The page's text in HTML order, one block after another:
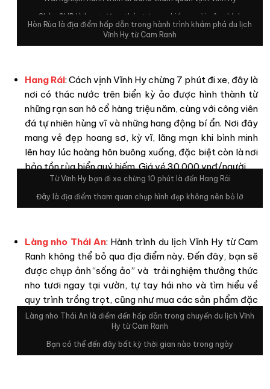
Chèo SUP là hoạt động thú vị được nhiều người yêu thích
Hòn Rùa là địa điểm hấp dẫn trong hành trình khám phá du lịch
Vĩnh Hy từ Cam Ranh
Hang Rái: Cách vịnh Vĩnh Hy chừng 7 phút đi xe, đây là
nơi có thác nước trên biển kỳ ảo được hình thành từ
những rạn san hô cổ hàng triệu năm, cùng với công viên
đá tự nhiên hùng vĩ và những hang động bí ẩn. Nơi đây
mang vẻ đẹp hoang sơ, kỳ vĩ, lãng mạn khi bình minh
lên hay lúc hoàng hôn buông xuống, đặc biệt còn là nơi
bảo tồn rùa biển quý hiếm. Giá vé 30.000 vnđ/người.
Từ Vĩnh Hy bạn đi xe chừng 10 phút là đến Hang Rái
Đây là địa điểm tham quan chụp hình đẹp không nên bỏ lỡ
Làng nho Thái An: Hành trình du lịch Vĩnh Hy từ Cam
Ranh không thể bỏ qua địa điểm này. Đến đây, bạn sẽ
được chụp ảnh “sống ảo” và trải nghiệm thưởng thức
nho tươi ngay tại vườn, tự tay hái nho và tìm hiểu về
quy trình trồng trọt, cũng như mua các sản phẩm đặc
trưng như mật nho, rượu nho về làm quà.
Làng nho Thái An là điểm đến hấp dẫn trong chuyến du lịch Vĩnh
Hy từ Cam Ranh
Bạn có thể đến đây bất kỳ thời gian nào trong ngày